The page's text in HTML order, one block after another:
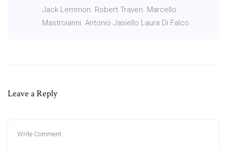
Jack Lemmon. Robert Traven. Marcello
Mastroianni. Antonio Jasiello Laura Di Falco.
Leave a Reply